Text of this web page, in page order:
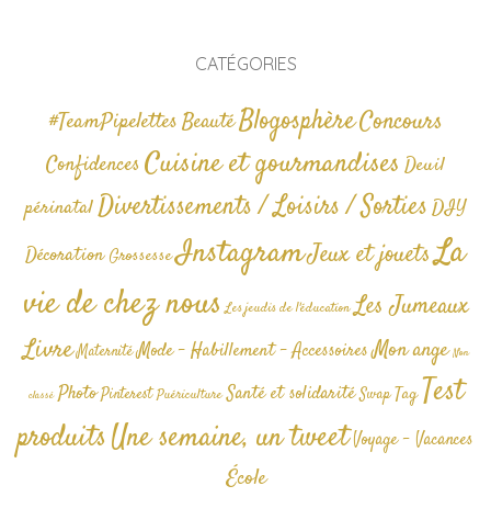
CATÉGORIES
#TeamPipelettesBeautéBlogosphèreConcours
Confidences Cuisine et gourmandises Deuil
périnatalDivertissements / Loisirs / SortiesDIY
Décoration GrossesseInstagramJeux et jouetsLa
vie de chez nous Les jeudis de l'éducation Les Jumeaux
Livre Maternité Mode - Habillement - AccessoiresMon ange Non
classé Photo Pinterest Puériculture Santé et solidarité Swap TagTest
produitsUne semaine, un tweetVoyage - Vacances
École